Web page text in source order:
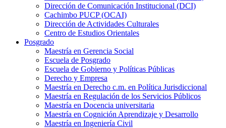
Dirección de Comunicación Institucional (DCI)
Cachimbo PUCP (OCAI)
Dirección de Actividades Culturales
Centro de Estudios Orientales
Posgrado
Maestría en Gerencia Social
Escuela de Posgrado
Escuela de Gobierno y Políticas Públicas
Derecho y Empresa
Maestría en Derecho c.m. en Política Jurisdiccional
Maestría en Regulación de los Servicios Públicos
Maestría en Docencia universitaria
Maestría en Cognición Aprendizaje y Desarrollo
Maestría en Ingeniería Civil